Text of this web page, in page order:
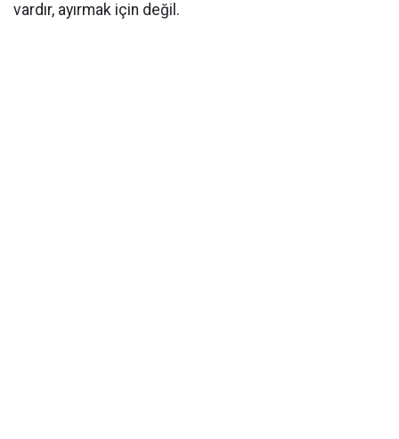
vardır, ayırmak için değil.